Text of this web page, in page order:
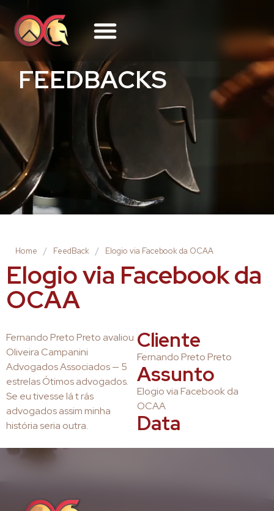
FEEDBACKS
Home / FeedBack / Elogio via Facebook da OCAA
Elogio via Facebook da
OCAA
Fernando Preto Preto avaliou
Oliveira Campanini
Advogados Associados — 5
estrelas Ótimos advogados.
Se eu tivesse lá t rás
advogados assim minha
história seria outra.
Cliente
Fernando Preto Preto
Assunto
Elogio via Facebook da
OCAA
Data